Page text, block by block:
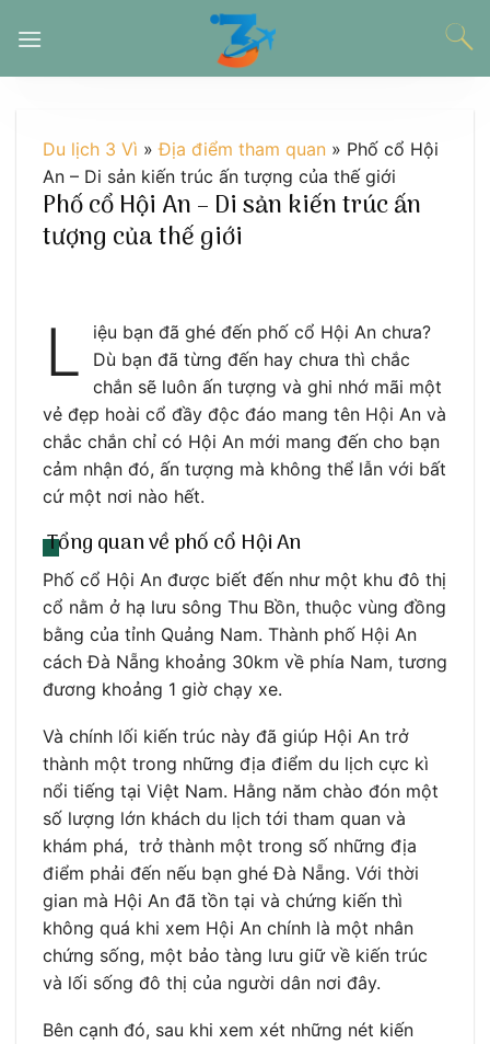
đến
Du lịch 3 Vì »Địa điểm tham quan » Phố cổ Hội
An – Di sản kiến trúc ấn tượng của thế giới
Phố cổ Hội An – Di sản kiến trúc ấn
tượng của thế giới
L
iệu bạn đã ghé đến phố cổ Hội An chưa?
Dù bạn đã từng đến hay chưa thì chắc
chắn sẽ luôn ấn tượng và ghi nhớ mãi một
vẻ đẹp hoài cổ đầy độc đáo mang tên Hội An và
chắc chắn chỉ có Hội An mới mang đến cho bạn
cảm nhận đó, ấn tượng mà không thể lẫn với bất
cứ một nơi nào hết.
Tổng quan về phố cổ Hội An
Phố cổ Hội An được biết đến như một khu đô thị
cổ nằm ở hạ lưu sông Thu Bồn, thuộc vùng đồng
bằng của tỉnh Quảng Nam. Thành phố Hội An
cách Đà Nẵng khoảng 30km về phía Nam, tương
đương khoảng 1 giờ chạy xe.
Và chính lối kiến trúc này đã giúp Hội An trở
thành một trong những địa điểm du lịch cực kì
nổi tiếng tại Việt Nam. Hằng năm chào đón một
số lượng lớn khách du lịch tới tham quan và
khám phá, trở thành một trong số những địa
điểm phải đến nếu bạn ghé Đà Nẵng. Với thời
gian mà Hội An đã tồn tại và chứng kiến thì
không quá khi xem Hội An chính là một nhân
chứng sống, một bảo tàng lưu giữ về kiến trúc
và lối sống đô thị của người dân nơi đây.
Bên cạnh đó, sau khi xem xét những nét kiến